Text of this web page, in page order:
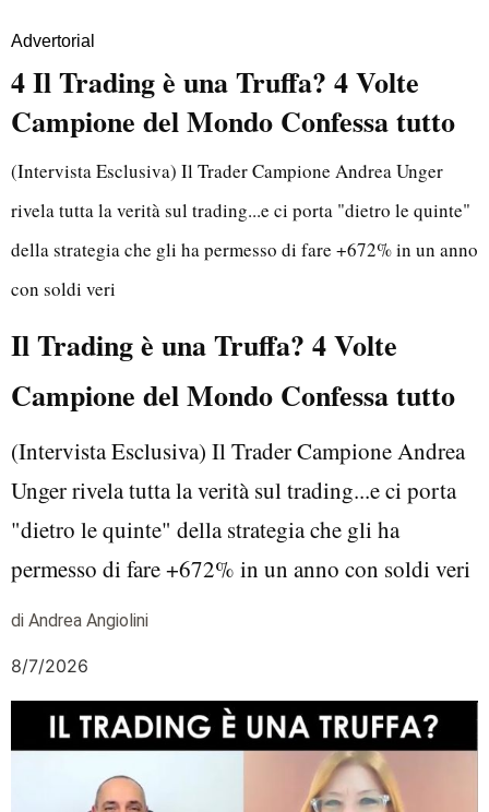
Advertorial
4 Il Trading è una Truffa? 4 Volte
Campione del Mondo Confessa tutto
(Intervista Esclusiva) Il Trader Campione Andrea Unger
rivela tutta la verità sul trading...e ci porta "dietro le quinte"
della strategia che gli ha permesso di fare +672% in un anno
con soldi veri
Il Trading è una Truffa? 4 Volte
Campione del Mondo Confessa tutto
(Intervista Esclusiva) Il Trader Campione Andrea
Unger rivela tutta la verità sul trading...e ci porta
"dietro le quinte" della strategia che gli ha
permesso di fare +672% in un anno con soldi veri
di Andrea Angiolini
8/7/2026